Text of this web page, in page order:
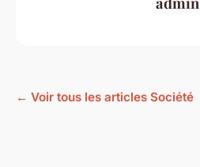
← Voir tous les articles Société